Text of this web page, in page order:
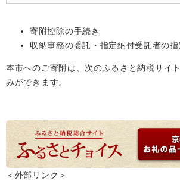
文字サイズ
背景色
寄附控除の手続き
収納事務の委託・指定納付受託者の
本市へのご寄附は、次のふるさと納税サイ
みができます。
＜外部リンク＞